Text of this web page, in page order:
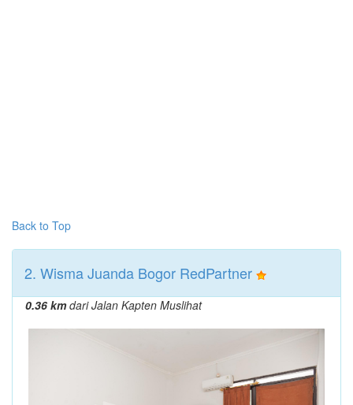
Back to Top
2. Wisma Juanda Bogor RedPartner
0.36 kmdari Jalan Kapten Muslihat